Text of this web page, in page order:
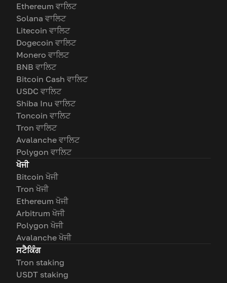
Ethereum ਵਾਲਿਟ
Solana ਵਾਲਿਟ
Litecoin ਵਾਲਿਟ
Dogecoin ਵਾਲਿਟ
Monero ਵਾਲਿਟ
BNB ਵਾਲਿਟ
Bitcoin Cash ਵਾਲਿਟ
USDC ਵਾਲਿਟ
Shiba Inu ਵਾਲਿਟ
Toncoin ਵਾਲਿਟ
Tron ਵਾਲਿਟ
Avalanche ਵਾਲਿਟ
Polygon ਵਾਲਿਟ
ਖੋਜੀ
Bitcoin ਖੋਜੀ
Tron ਖੋਜੀ
Ethereum ਖੋਜੀ
Arbitrum ਖੋਜੀ
Polygon ਖੋਜੀ
Avalanche ਖੋਜੀ
ਸਟੈਕਿੰਗ
Tron staking
USDT staking